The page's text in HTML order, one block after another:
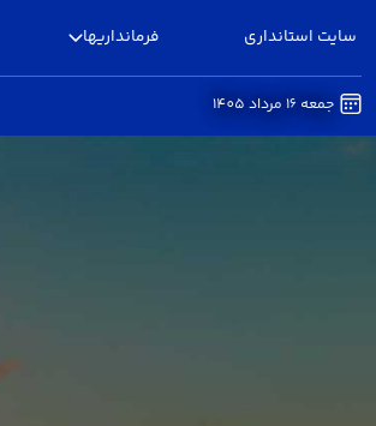
سایت استانداری فرمانداریها
جمعه 16 مرداد 1405